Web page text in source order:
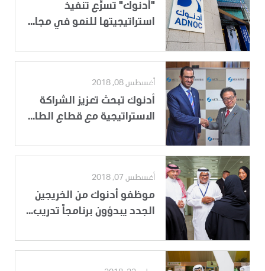
"أدنوك" تسرِّع تنفيذ
استراتيجيتها للنمو في مجا...
أغسطس 08, 2018
أدنوك تبحث تعزيز الشراكة
الاستراتيجية مع قطاع الطا...
أغسطس 07, 2018
موظفو أدنوك من الخريجين
الجدد يبدؤون برنامجاً تدريب...